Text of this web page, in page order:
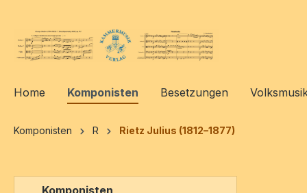
Home Komponisten Besetzungen
Komponisten R Rietz Julius (1812–1877)
Komponisten